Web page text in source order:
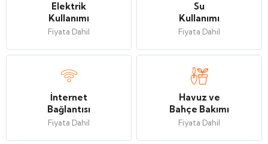
Elektrik
Kullanımı
Fiyata Dahil
Su
Kullanımı
Fiyata Dahil
İnternet
Bağlantısı
Fiyata Dahil
Havuz ve
Bahçe Bakımı
Fiyata Dahil